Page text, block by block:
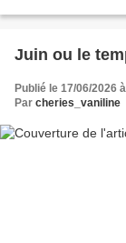
Juin ou le
Publié le 17/06/2026
Par cheries_vaniline